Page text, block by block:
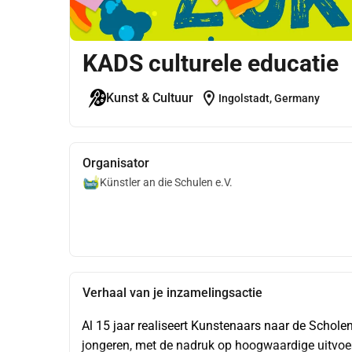
KADS culturele educatie
Kunst & Cultuur location_on Ingolstadt, Germany
Organisator
Künstler an die Schulen e.V.
Verhaal van je inzamelingsactie
Al 15 jaar realiseert Kunstenaars naar de
jongeren, met de nadruk op hoogwaardige